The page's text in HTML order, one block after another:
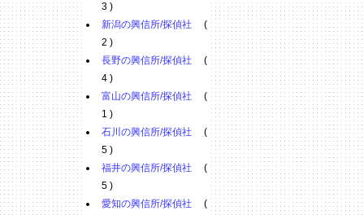
3 )
新潟の興信所/探偵社 (
2 )
長野の興信所/探偵社 (
4 )
富山の興信所/探偵社 (
1 )
石川の興信所/探偵社 (
5 )
福井の興信所/探偵社 (
5 )
愛知の興信所/探偵社 (